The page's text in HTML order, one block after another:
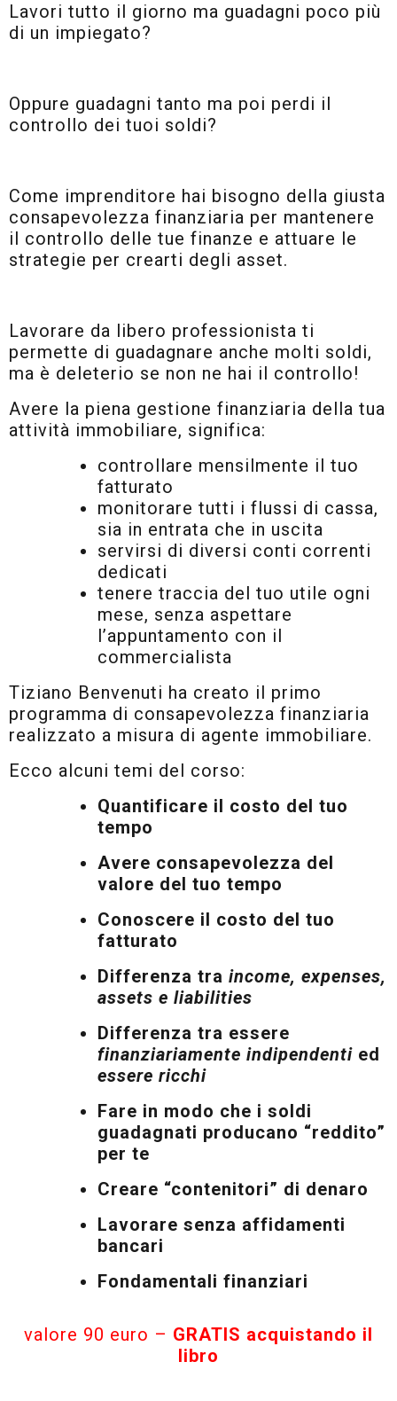
Lavori tutto il giorno ma guadagni poco più
di un impiegato?
Oppure guadagni tanto ma poi perdi il
controllo dei tuoi soldi?
Come imprenditore hai bisogno della giusta
consapevolezza finanziaria per mantenere
il controllo delle tue finanze e attuare le
strategie per crearti degli asset.
Lavorare da libero professionista ti
permette di guadagnare anche molti soldi,
ma è deleterio se non ne hai il controllo!
Avere la piena gestione finanziaria della tua
attività immobiliare, significa:
controllare mensilmente il tuo
fatturato
monitorare tutti i flussi di cassa,
sia in entrata che in uscita
servirsi di diversi conti correnti
dedicati
tenere traccia del tuo utile ogni
mese, senza aspettare
l’appuntamento con il
commercialista
Tiziano Benvenuti ha creato il primo
programma di consapevolezza finanziaria
realizzato a misura di agente immobiliare.
Ecco alcuni temi del corso:
Quantificare il costo del tuo
tempo
Avere consapevolezza del
valore del tuo tempo
Conoscere il costo del tuo
fatturato
Differenza tra income, expenses,
assets e liabilities
Differenza tra essere
finanziariamente indipendenti ed
essere ricchi
Fare in modo che i soldi
guadagnati producano “reddito”
per te
Creare “contenitori” di denaro
Lavorare senza affidamenti
bancari
Fondamentali finanziari
valore 90 euro – GRATIS acquistando il
libro